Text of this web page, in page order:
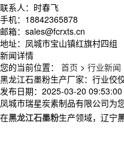
联系人：时春飞
手机：18842365878
邮箱：sales@fcrxts.cn
地址：凤城市宝山镇红旗村四组
新闻详情
您的当前位置： 首页 > 行业新闻
黑龙江石墨粉生产厂家：行业佼
发布日期： 2025-03-20 09:53:00
凤城市瑞星炭素制品有限公司为
在黑龙江石墨粉生产领域，辽宁